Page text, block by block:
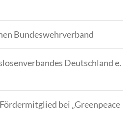
Bundeswehrverband
Deutschland e.
bei „Greenpeace